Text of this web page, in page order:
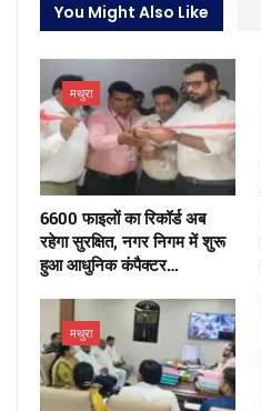
You Might Also Like
मथुरा
6600 फाइलों का रिकॉर्ड अब
रहेगा सुरक्षित, नगर निगम में शुरू
हुआ आधुनिक कंपैक्टर…
मथुरा